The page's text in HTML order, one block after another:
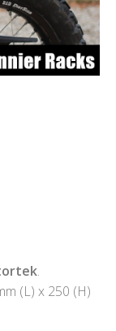
.
(L) x 250 (H)